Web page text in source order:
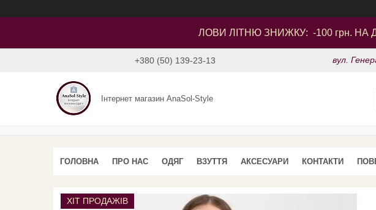
ЛОВИ ЛІТНЮ ЗНИЖКУ: -100 грн. НА
+380 (50) 139-23-13 вул.
Інтернет магазин AnaSol-Style
ГОЛОВНА ПРО НАС ОДЯГ ВЗУТТЯ АКСЕСУАРИ КОНТАКТИ
ХІТ ПРОДАЖІВ